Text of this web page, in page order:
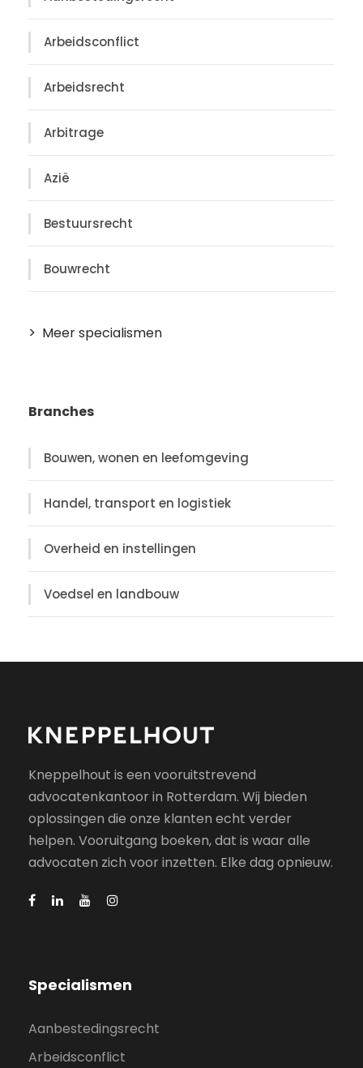
Arbeidsconflict
Arbeidsrecht
Arbitrage
Azië
Bestuursrecht
Bouwrecht
Meer specialismen
Branches
Bouwen, wonen en leefomgeving
Handel, transport en logistiek
Overheid en instellingen
Voedsel en landbouw
Kneppelhout is een vooruitstrevend
advocatenkantoor in Rotterdam. Wij bieden
oplossingen die onze klanten echt verder
helpen. Vooruitgang boeken, dat is waar alle
advocaten zich voor inzetten. Elke dag opnieuw.
Specialismen
Aanbestedingsrecht
Arbeidsconflict